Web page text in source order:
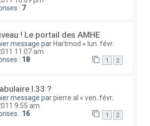
: 7
! Le portail des AMHE
message par Hartmod « lun. févr.
11:07 am
: 18 1 2
I.33 ?
message parpierre al « ven. févr.
9:55 am
: 16 1 2